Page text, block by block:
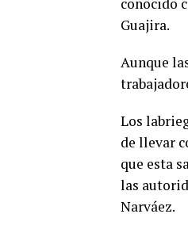
Guajira.
Aunque
Los
de llevar
que esta
las
Narváez.